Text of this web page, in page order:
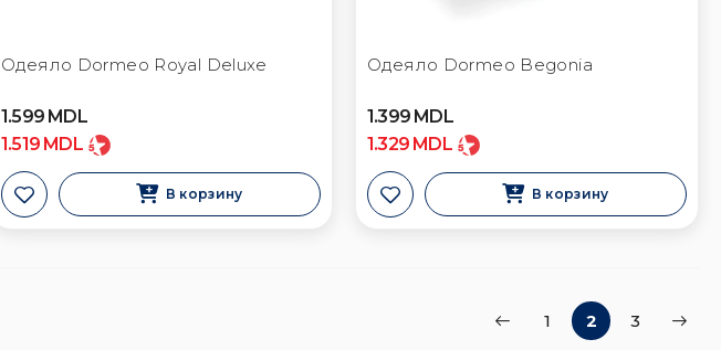
Одеяло Dormeo Royal Deluxe
1.599 MDL
1.519 MDL
В корзину
Одеяло Dormeo Begonia
1.399 MDL
1.329 MDL
В корзину
1 2 3